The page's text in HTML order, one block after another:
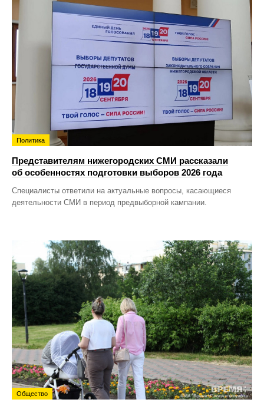
Политика
Представителям нижегородских СМИ рассказали
об особенностях подготовки выборов 2026 года
Специалисты ответили на актуальные вопросы, касающиеся
деятельности СМИ в период предвыборной кампании.
Общество